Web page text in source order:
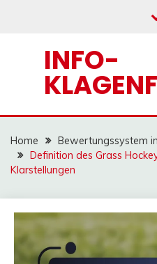
INFO-
Home
Bewertungssystem
Definition des Grass
Klarstellungen